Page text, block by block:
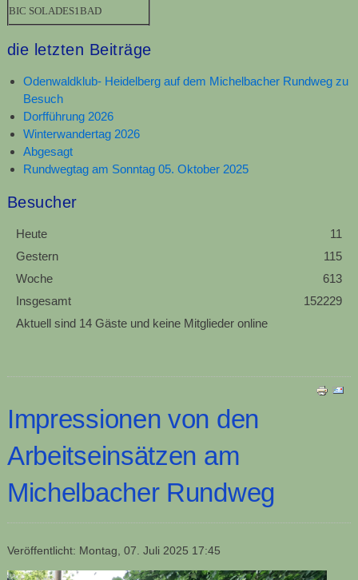
BIC SOLADES1BAD
die letzten Beiträge
Odenwaldklub- Heidelberg auf dem Michelbacher Rundweg zu
Besuch
Dorfführung 2026
Winterwandertag 2026
Abgesagt
Rundwegtag am Sonntag 05. Oktober 2025
Besucher
Heute
11
Gestern
115
Woche
613
Insgesamt
152229
Aktuell sind 14 Gäste und keine Mitglieder online
Impressionen von den
Arbeitseinsätzen am
Michelbacher Rundweg
Veröffentlicht: Montag, 07. Juli 2025 17:45